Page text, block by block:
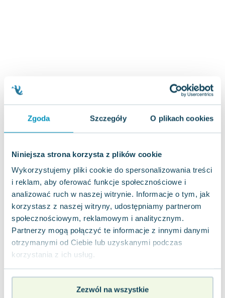
Zgoda Szczegóły O plikach cookies
Niniejsza strona korzysta z plików cookie
Wykorzystujemy pliki cookie do spersonalizowania treści
i reklam, aby oferować funkcje społecznościowe i
analizować ruch w naszej witrynie. Informacje o tym, jak
korzystasz z naszej witryny, udostępniamy partnerom
społecznościowym, reklamowym i analitycznym.
Partnerzy mogą połączyć te informacje z innymi danymi
otrzymanymi od Ciebie lub uzyskanymi podczas
korzystania z ich usług.
Zezwól na wszystkie
Leszek Czarnecki
Janina Zającówna
Anna Prus (oprac.)
Agnieszka Maciąg
Barbara Wrzesińska
Terry Pratchett
Virginia Woolf
Lorraine Warren
Ajahn Brahm
Lucinda Riley
Jacek Walkiewicz